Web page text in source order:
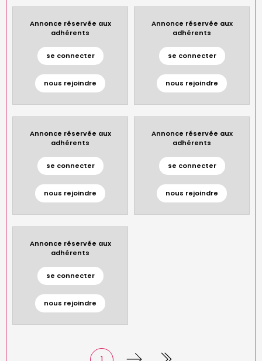
Annonce réservée aux
adhérents
se connecter
nous rejoindre
Annonce réservée aux
adhérents
se connecter
nous rejoindre
Annonce réservée aux
adhérents
se connecter
nous rejoindre
Annonce réservée aux
adhérents
se connecter
nous rejoindre
Annonce réservée aux
adhérents
se connecter
nous rejoindre